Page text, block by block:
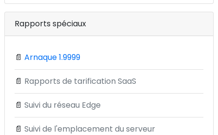
Rapports spéciaux
📄 Arnaque 1.9999
📄 Rapports de tarification SaaS
📄 Suivi du réseau Edge
📄 Suivi de l'emplacement du serveur